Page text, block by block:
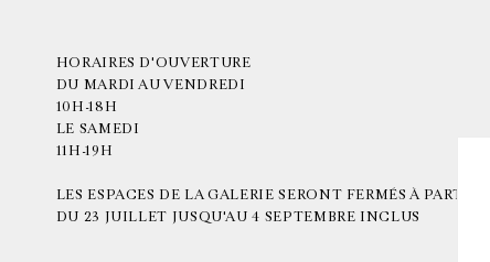
HORAIRES D'OUVERTURE
DU MARDI AU VENDREDI
10H-18H
LE SAMEDI
11H-19H
LES ESPACES DE LA GALERIE SERONT FERMÉS À PARTIR
DU 23 JUILLET JUSQU'AU 4 SEPTEMBRE INCLUS